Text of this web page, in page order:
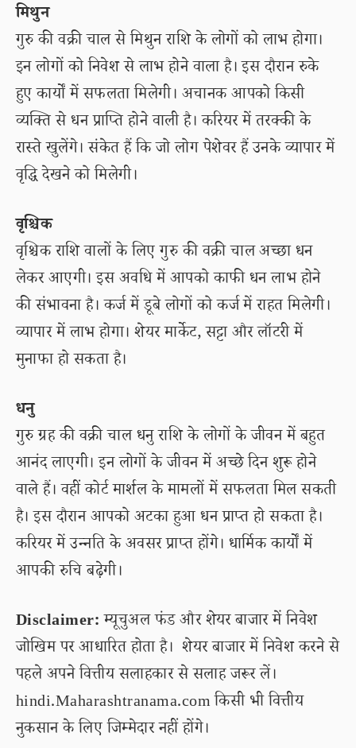
मिथुन
गुरु की वक्री चाल से मिथुन राशि के लोगों को लाभ होगा।
इन लोगों को निवेश से लाभ होने वाला है। इस दौरान रुके
हुए कार्यों में सफलता मिलेगी। अचानक आपको किसी
व्यक्ति से धन प्राप्ति होने वाली है। करियर में तरक्की के
रास्ते खुलेंगे। संकेत हैं कि जो लोग पेशेवर हैं उनके व्यापार में
वृद्धि देखने को मिलेगी।
वृश्चिक
वृश्चिक राशि वालों के लिए गुरु की वक्री चाल अच्छा धन
लेकर आएगी। इस अवधि में आपको काफी धन लाभ होने
की संभावना है। कर्ज में डूबे लोगों को कर्ज में राहत मिलेगी।
व्यापार में लाभ होगा। शेयर मार्केट, सट्टा और लॉटरी में
मुनाफा हो सकता है।
धनु
गुरु ग्रह की वक्री चाल धनु राशि के लोगों के जीवन में बहुत
आनंद लाएगी। इन लोगों के जीवन में अच्छे दिन शुरू होने
वाले हैं। वहीं कोर्ट मार्शल के मामलों में सफलता मिल सकती
है। इस दौरान आपको अटका हुआ धन प्राप्त हो सकता है।
करियर में उन्नति के अवसर प्राप्त होंगे। धार्मिक कार्यों में
आपकी रुचि बढ़ेगी।
Disclaimer:म्यूचुअल फंड और शेयर बाजार में निवेश
जोखिम पर आधारित होता है। शेयर बाजार में निवेश करने से
पहले अपने वित्तीय सलाहकार से सलाह जरूर लें।
hindi.Maharashtranama.com किसी भी वित्तीय
नुकसान के लिए जिम्मेदार नहीं होंगे।